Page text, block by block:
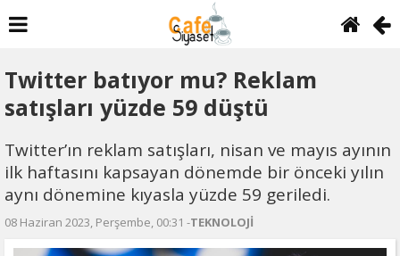
Twitter batıyor mu? Reklam
satışları yüzde 59 düştü
Twitter’ın reklam satışları, nisan ve mayıs ayının
ilk haftasını kapsayan dönemde bir önceki yılın
aynı dönemine kıyasla yüzde 59 geriledi.
08 Haziran 2023, Perşembe, 00:31 -TEKNOLOJİ